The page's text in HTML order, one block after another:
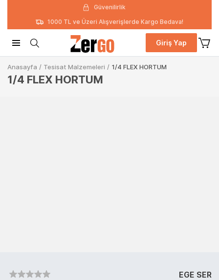
Güvenilirlik
1000 TL ve Üzeri Alışverişlerde Kargo Bedava!
Giriş Yap
Anasayfa / Tesisat Malzemeleri / 1/4 FLEX HORTUM
1/4 FLEX HORTUM
EGE SER